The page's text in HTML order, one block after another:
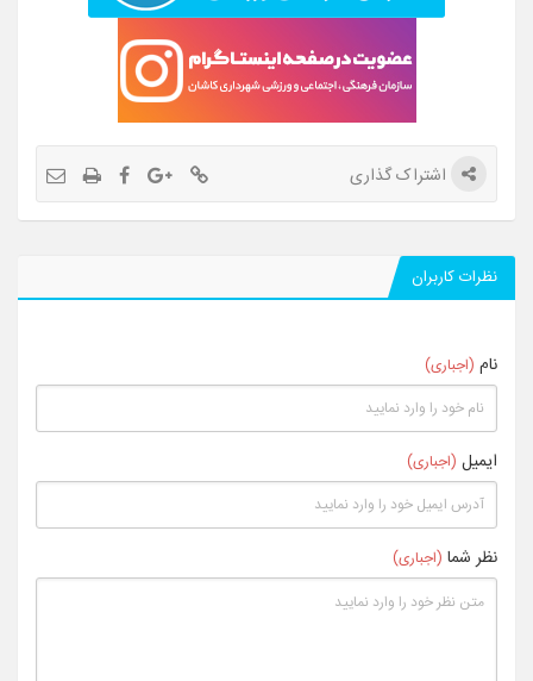
اشتراک گذاری
نظرات کاربران
نام (اجباری)
ایمیل (اجباری)
نظر شما (اجباری)